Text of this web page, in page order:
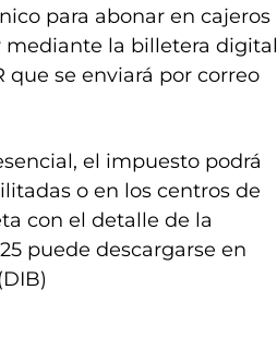
para abonar en cajeros
mediante la billetera digital
que se enviará por correo
el impuesto podrá
o en los centros de
con el detalle de la
puede descargarse en